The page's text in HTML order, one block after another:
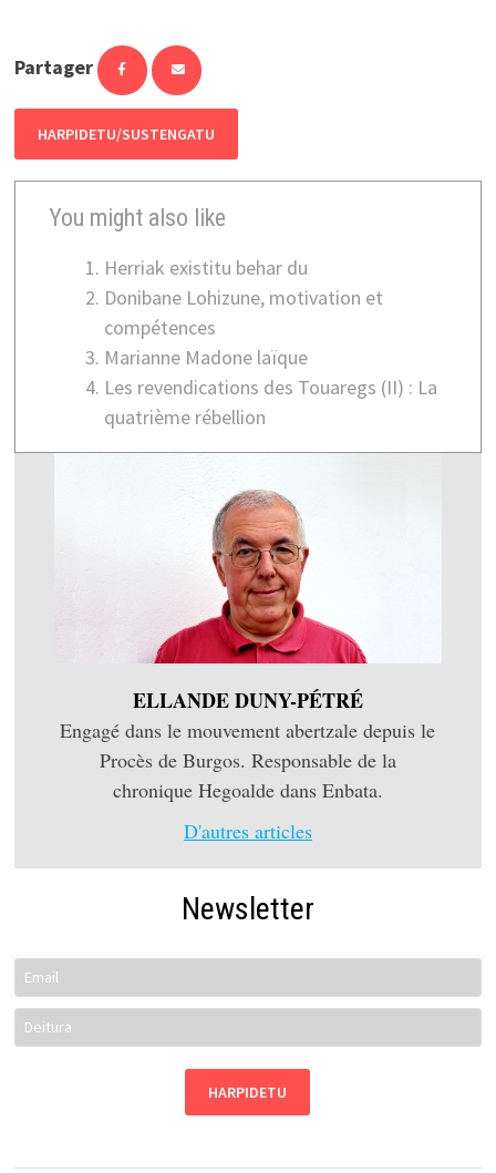
Partager
HARPIDETU/SUSTENGATU
You might also like
Herriak existitu behar du
Donibane Lohizune, motivation et
compétences
Marianne Madone laïque
Les revendications des Touaregs (II) : La
quatrième rébellion
ELLANDE DUNY-PÉTRÉ
Engagé dans le mouvement abertzale depuis le
Procès de Burgos. Responsable de la
chronique Hegoalde dans Enbata.
D'autres articles
Newsletter